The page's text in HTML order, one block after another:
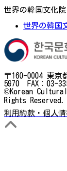
世界の韓国文化院
世界の韓国
〒160-0004 東京
5970 FAX：03-
©Korean
Rights Reserved.
利用約款・個人